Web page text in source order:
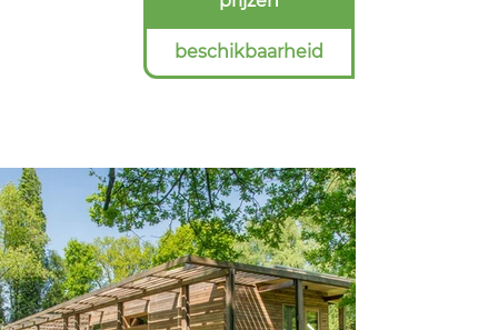
beschikbaarheid
comfortabel en
energieneutraal